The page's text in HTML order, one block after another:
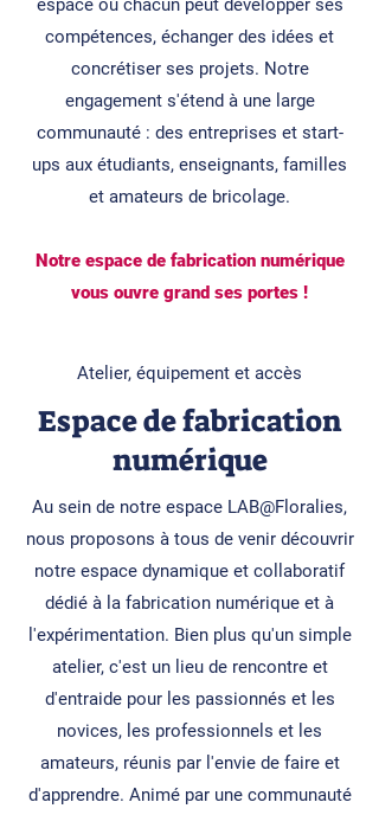
espace où chacun peut développer ses
compétences, échanger des idées et
concrétiser ses projets. Notre
engagement s'étend à une large
communauté : des entreprises et start-
ups aux étudiants, enseignants, familles
et amateurs de bricolage.
Notre espace de fabrication numérique
vous ouvre grand ses portes !
Atelier, équipement et accès
Espace de fabrication
numérique
Au sein de notre espace LAB@Floralies,
nous proposons à tous de venir découvrir
notre espace dynamique et collaboratif
dédié à la fabrication numérique et à
l'expérimentation. Bien plus qu'un simple
atelier, c'est un lieu de rencontre et
d'entraide pour les passionnés et les
novices, les professionnels et les
amateurs, réunis par l'envie de faire et
d'apprendre. Animé par une communauté